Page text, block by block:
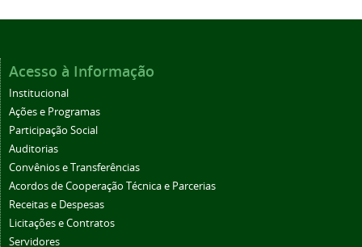
Acesso à Informação
Institucional
Ações e Programas
Participação Social
Auditorias
Convênios e Transferências
Acordos de Cooperação Técnica e Parcerias
Receitas e Despesas
Licitações e Contratos
Servidores